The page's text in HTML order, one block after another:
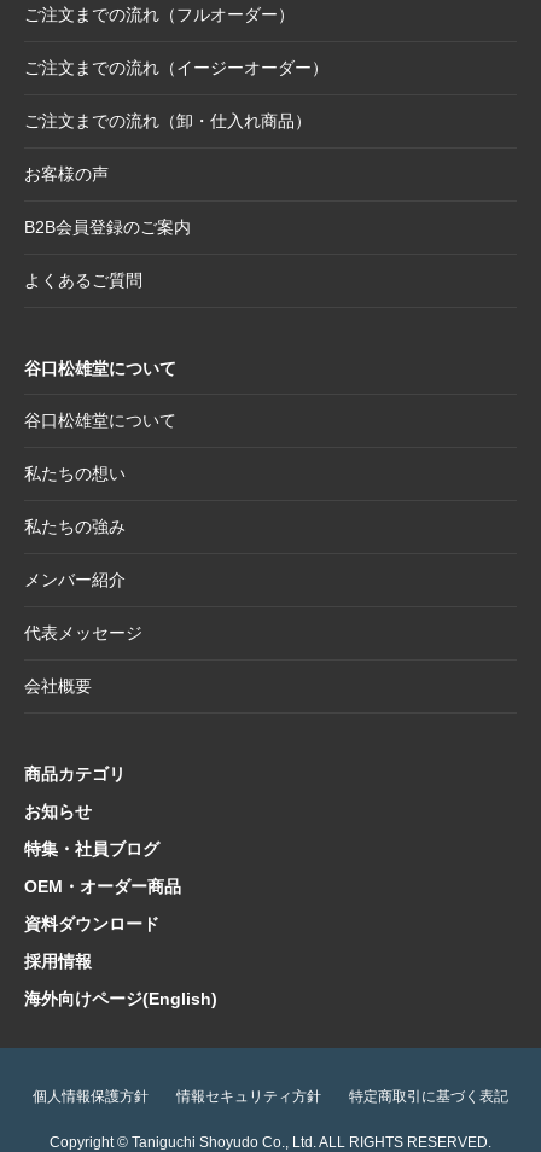
日付誤植に関するお詫びと交換対応のお知ら
2025.8.28 【和綴じノート】新柄発表
2025.8.21
2025.8.19
【新商品案内】躍進を呼び込む縁起物─2026
ダー受付開始
2025.6.11
【新商品】「日本画の巨匠たち」新作5アイテ
2025.3.14
2025.2.5
在庫限り終了商品のお知らせ【色紙 コットン
紙・型もの】
2025.1.21
【新商品案内】海外でも人気！和の魅力たっ
2025.1.10
【新商品案内】日本文化の粋を集めた心惹か
れるご朱印帳コレクション
ご注文までの流れ（フルオーダー）
ご注文までの流れ（イージーオーダー）
ご注文までの流れ（卸・仕入れ商品）
お客様の声
B2B会員登録のご案内
よくあるご質問
谷口松雄堂について
谷口松雄堂について
私たちの想い
私たちの強み
メンバー紹介
代表メッセージ
会社概要
商品カテゴリ
お知らせ
特集・社員ブログ
OEM・オーダー商品
資料ダウンロード
採用情報
海外向けページ(English)
個人情報保護方針 情報セキュリティ方針 特定商取引に基づく表記
Copyright © Taniguchi Shoyudo Co., Ltd. ALL RIGHTS RESERVED.